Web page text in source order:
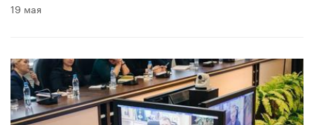
19 мая